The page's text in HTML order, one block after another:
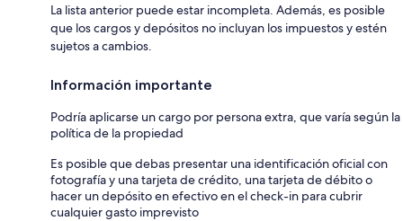
La lista anterior puede estar incompleta. Además, es posible
que los cargos y depósitos no incluyan los impuestos y estén
sujetos a cambios.
Información importante
Podría aplicarse un cargo por persona extra, que varía según la
política de la propiedad
Es posible que debas presentar una identificación oficial con
fotografía y una tarjeta de crédito, una tarjeta de débito o
hacer un depósito en efectivo en el check-in para cubrir
cualquier gasto imprevisto